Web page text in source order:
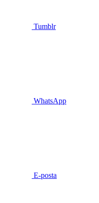
Tumblr
WhatsApp
E-posta